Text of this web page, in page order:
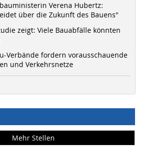
Verena Hubertz:
über die Zukunft des Bauens"
zeigt: Viele Bauabfälle könnten
Verbände fordern vorausschauende
und Verkehrsnetze
Mehr Stellen